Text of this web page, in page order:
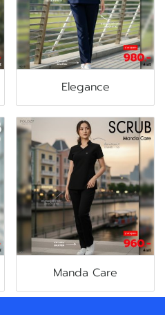
Elegance
Manda Care